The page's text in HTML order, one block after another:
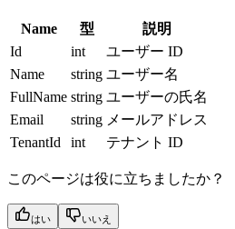
Name 型
説明
Id
int
ユーザー ID
Name
string ユーザー名
FullName string ユーザーの氏名
Email
string メールアドレス
TenantId
int テナント ID
このページは役に立ちましたか？
はい いいえ